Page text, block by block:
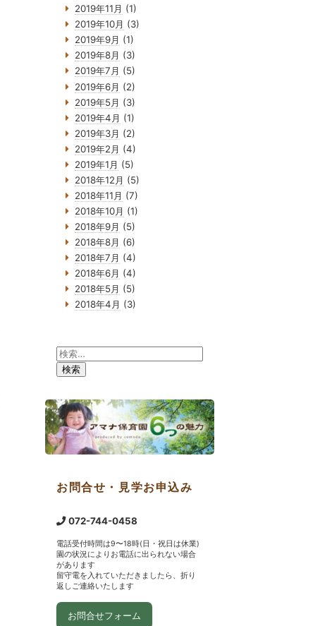
2019年11月 (1)
2019年10月 (3)
2019年9月 (1)
2019年8月 (3)
2019年7月 (5)
2019年6月 (2)
2019年5月 (3)
2019年4月 (1)
2019年3月 (2)
2019年2月 (4)
2019年1月 (5)
2018年12月 (5)
2018年11月 (7)
2018年10月 (1)
2018年9月 (5)
2018年8月 (6)
2018年7月 (4)
2018年6月 (4)
2018年5月 (5)
2018年4月 (3)
検
索:
お問合せ・見学お申込み
072-744-0458
電話受付時間は9〜18時(日・祝日は休業)
園の状況によりお電話に出られない場合
があります
留守電を入れていただきましたら、折り
返しご連絡いたします
お問合せフォーム